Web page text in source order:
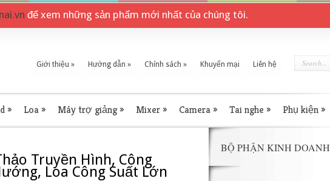
để xem những sản phẩm mới nhất của chúng tôi.
Giới thiệu » Hướng dẫn » Chính sách » Khuyến mại Liên hệ
» Loa» Máy trợ giảng» Mixer» Camera» Tai nghe » Phụ kiện»
Truyền Hình, Công
Loa Công Suất Lớn
BỘ PHẬN KINH DOANH